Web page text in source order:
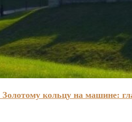
кольцу на машине: